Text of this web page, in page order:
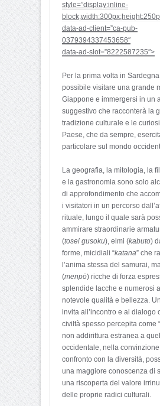
style=”display:inline-
data-ad-client=”ca-pub-
0379394337453658″
data-ad-slot=”8222587235″>
Per la prima volta in
possibile visitare una grande
Giappone e immergersi in un
suggestivo che racconterà la
tradizione culturale e le
Paese, che da sempre,
particolare sul mondo
La geografia, la mitologia, la
e la gastronomia sono solo
di approfondimento che
i visitatori in un percorso
rituale, lungo il quale sarà
ammirare straordinarie
(tosei gusoku), elmi (kabuto)
forme, micidiali “katana” che
l’anima stessa del samurai,
(menpō) ricche di forza
splendide lacche e numerosi
notevole qualità e bellezza.
invita all’incontro e al dialogo
civiltà spesso percepita come
non addirittura estranea a
occidentale, nella convinzione
confronto con la diversità,
una maggiore conoscenza di
una riscoperta del valore
delle proprie radici culturali.